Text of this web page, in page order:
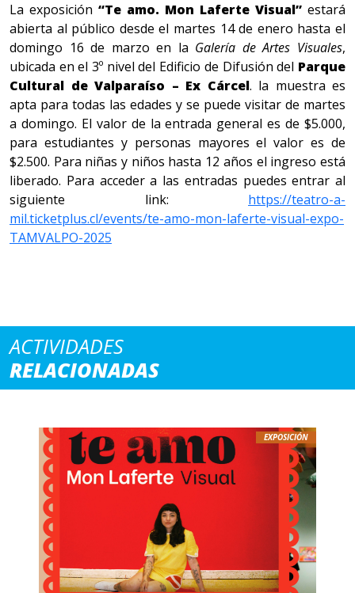
La exposición “Te amo. Mon Laferte Visual” estará
abierta al público desde el martes 14 de enero hasta el
domingo 16 de marzo en la Galería de Artes Visuales,
ubicada en el 3º nivel del Edificio de Difusión del Parque
Cultural de Valparaíso – Ex Cárcel. la muestra es
apta para todas las edades y se puede visitar de martes
a domingo. El valor de la entrada general es de $5.000,
para estudiantes y personas mayores el valor es de
$2.500. Para niñas y niños hasta 12 años el ingreso está
liberado. Para acceder a las entradas puedes entrar al
siguiente link: https://teatro-a-
mil.ticketplus.cl/events/te-amo-mon-laferte-visual-expo-
TAMVALPO-2025
ACTIVIDADES
RELACIONADAS
EXPOSICIÓN